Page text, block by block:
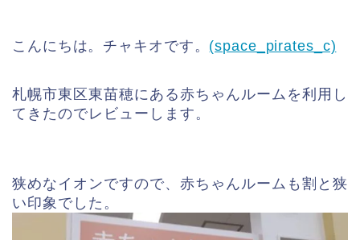
こんにちは。チャキオです。 (space_pirates_c)
札幌市東区東苗穂にある赤ちゃんルームを利用し
てきたのでレビューします。
狭めなイオンですので、赤ちゃんルームも割と狭
い印象でした。